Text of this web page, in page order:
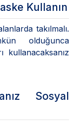
Kullanın
takılmalı.
olduğunca
kullanacaksanız
Sosyal